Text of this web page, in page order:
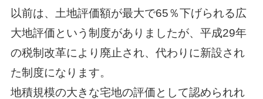
以前は、土地評価額が最大で65％下げられる広
大地評価という制度がありましたが、平成29年
の税制改革により廃止され、代わりに新設され
た制度になります。
地積規模の大きな宅地の評価として認められれ